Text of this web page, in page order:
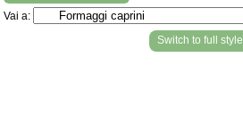
Vai a:
Switch to full style